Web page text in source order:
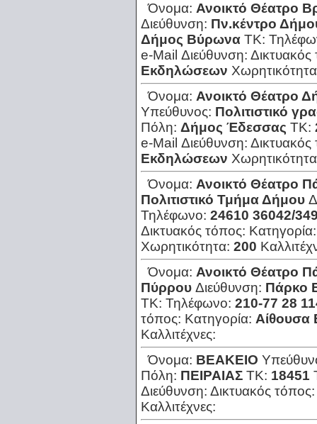
Όνομα: Ανοικτό Θέατρο
Διεύθυνση: Πν.κέντρο
Δήμος Βύρωνα ΤΚ:
e-Mail Διεύθυνση:
Εκδηλώσεων
Όνομα: Ανοικτό Θέατρο
Υπεύθυνος: Πολιτιστικό
Πόλη: Δήμος Έδεσσας ΤΚ:
e-Mail Διεύθυνση:
Εκδηλώσεων
Όνομα: Ανοικτό Θέατρο
Πολιτιστικό Τμήμα Δήμου
Τηλέφωνο: 24610 36042/
Δικτυακός τόπος:
Χωρητικότητα: 200
Όνομα: Ανοικτό Θέατρο
Πύρρου Διεύθυνση: Πάρκο
ΤΚ: Τηλέφωνο: 210-77 28
τόπος: Κατηγορία:
Καλλιτέχνες:
Όνομα: ΒΕΑΚΕΙΟ
Πόλη: ΠΕΙΡΑΙΑΣ ΤΚ: 18451
Διεύθυνση: Δικτυακός
Καλλιτέχνες: